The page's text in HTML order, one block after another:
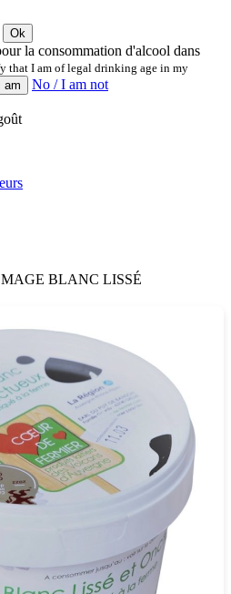
Ok
la consommation d'alcool dans
that I am of legal drinking age in my
No / I am not
BLANC LISSÉ